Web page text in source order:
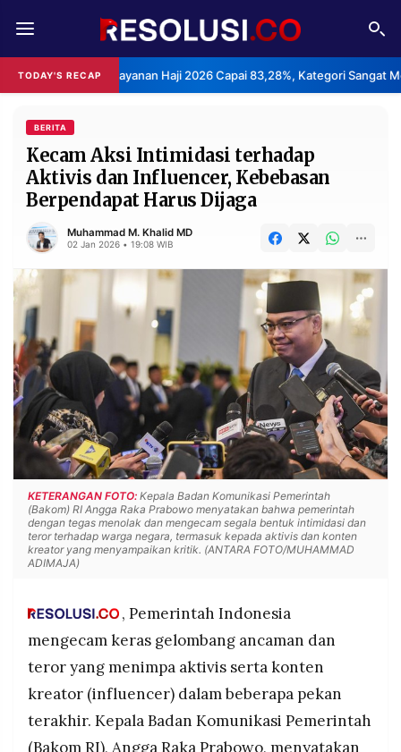
TODAY'S RECAP
Layanan Haji 2026 Capai 83,28%, Kategori Sangat Memuaskan.
REDAKSI TENTANG
RESOLUSI IKLAN
RUBRIKASI
EDITORIAL AKSARA
FINANSIA PERSONA
DAERAH NASIONAL
MANCA SPORT
INFORMASI
PRIVACY
POLICY
BERITA
WARGA
INFORMASI
IKLAN
KIRIM
TULISAN
PENGADUAN TERM
OF
SERVICE
KAMI
BERITA
Kecam Aksi Intimidasi terhadap
Aktivis dan Influencer, Kebebasan
Berpendapat Harus Dijaga
Muhammad M. Khalid MD
02 Jan 2026 • 19:08 WIB
KETERANGAN FOTO: Kepala Badan Komunikasi Pemerintah
(Bakom) RI Angga Raka Prabowo menyatakan bahwa pemerintah
dengan tegas menolak dan mengecam segala bentuk intimidasi dan
teror terhadap warga negara, termasuk kepada aktivis dan konten
kreator yang menyampaikan kritik. (ANTARA FOTO/MUHAMMAD
ADIMAJA)
, Pemerintah Indonesia
mengecam keras gelombang ancaman dan
teror yang menimpa aktivis serta konten
kreator (influencer) dalam beberapa pekan
terakhir. Kepala Badan Komunikasi Pemerintah
(Bakom RI), Angga Raka Prabowo, menyatakan